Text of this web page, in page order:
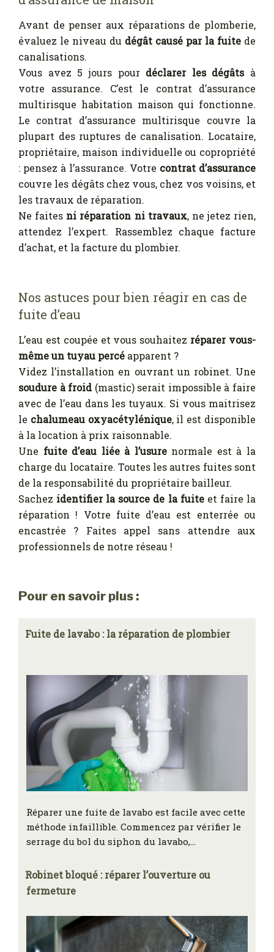
Avant de penser aux réparations de plomberie,
évaluez le niveau du dégât causé par la fuite de
canalisations.
Vous avez 5 jours pourdéclarer les dégâts à
votre assurance. C’est le contrat d’assurance
multirisque habitation maison qui fonctionne.
Le contrat d’assurance multirisque couvre la
plupart des ruptures de canalisation. Locataire,
propriétaire, maison individuelle ou copropriété
: pensez à l’assurance. Votre contrat d’assurance
couvre les dégâts chez vous, chez vos voisins, et
les travaux de réparation.
Ne faites ni réparation ni travaux, ne jetez rien,
attendez l’expert. Rassemblez chaque facture
d’achat, et la facture du plombier.
Nos astuces pour bien réagir en cas de
fuite d’eau
L’eau est coupée et vous souhaitez réparer vous-
même un tuyau percé apparent ?
Videz l’installation en ouvrant un robinet. Une
soudure à froid (mastic) serait impossible à faire
avec de l’eau dans les tuyaux. Si vous maitrisez
le chalumeau oxyacétylénique, il est disponible
à la location à prix raisonnable.
Une fuite d’eau liée à l’usurenormale est à la
charge du locataire. Toutes les autres fuites sont
de la responsabilité du propriétaire bailleur.
Sachez identifier la source de la fuite et faire la
réparation ! Votre fuite d’eau est enterrée ou
encastrée ? Faites appel sans attendre aux
professionnels de notre réseau !
Pour en savoir plus :
Fuite de lavabo : la réparation de plombier
Réparer une fuite de lavabo est facile avec cette
méthode infaillible. Commencez par vérifier le
serrage du bol du siphon du lavabo,…
Robinet bloqué : réparer l’ouverture ou
fermeture